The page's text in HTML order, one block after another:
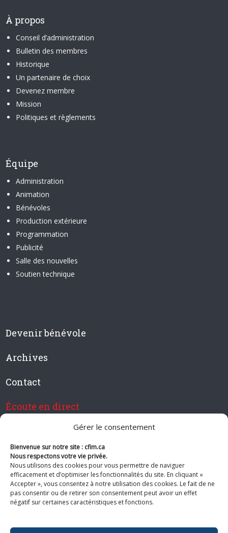
Gérer le consentement
Bienvenue sur notre site : cfim.ca
Nous respectons votre vie privée.
Nous utilisons des cookies pour vous permettre de naviguer
efficacement et d’optimiser les fonctionnalités du site. En cliquant «
Accepter », vous consentez à notre utilisation des cookies. Le fait de ne
pas consentir ou de retirer son consentement peut avoir un effet
négatif sur certaines caractéristiques et fonctions.
À propos
Conseil d’administration
Bulletin des membres
Historique
Un partenaire de choix
Devenez membre
Mission
Politiques et règlements
Équipe
Administration
Animation
Bénévoles
Production extérieure
Programmation
Publicité
Salle des nouvelles
Soutien technique
Devenir bénévole
Archives
Contact
Écoute en direct
Devenir membre de CFIM
Suivez-nous